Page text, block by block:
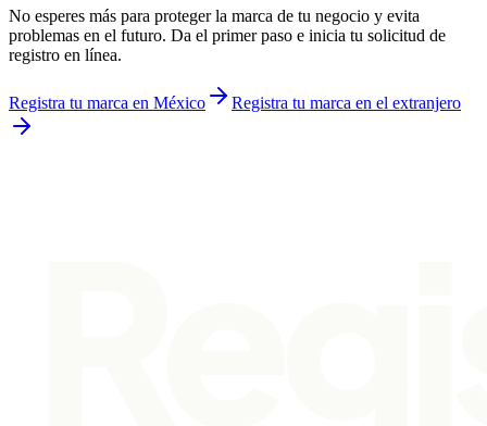
No esperes más para proteger la marca de tu negocio y evita
problemas en el futuro. Da el primer paso e inicia tu solicitud de
registro en línea.
Registra tu marca en México Registra tu marca en el extranjero